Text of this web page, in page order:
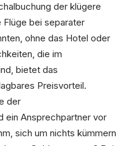
der klügere
Flüge bei separater
ohne das Hotel oder
die im
bietet das
Preisvorteil.
der
ein Ansprechpartner vor
sich um nichts kümmern